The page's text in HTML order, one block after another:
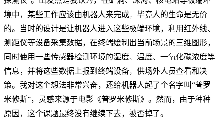
境中，某些工作应该由机器人来完成，毕竟人的生命是无价
的。当时的设计是让机器人进入这些极端环境，利用红外线、
测距仪等设备采集数据，在终端绘制出当前场景的三维图形，
同时使用一些传感器检测环境的湿度、温度、一氧化碳浓度等
信息，并将这些数据上报到终端设备，供场外人员查看和决
策。我对这个想法非常兴奋，还给机器人起了个名字叫“普罗
米修斯”，灵感来源于电影《普罗米修斯》。然而，由于种种
原因，这个课题最终没有继续下去，被否掉了。